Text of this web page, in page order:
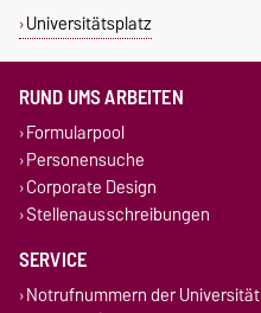
Universitätsplatz
RUND UMS ARBEITEN
Formularpool
Personensuche
Corporate Design
Stellenausschreibungen
SERVICE
Notrufnummern der Universität